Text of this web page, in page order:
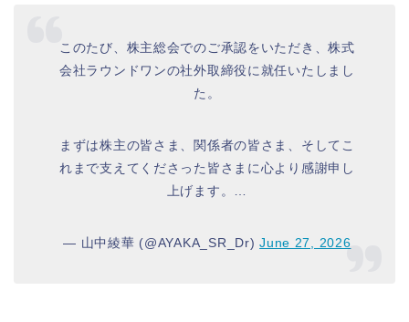
このたび、株主総会でのご承認をいただき、株式
会社ラウンドワンの社外取締役に就任いたしまし
た。
まずは株主の皆さま、関係者の皆さま、そしてこ
れまで支えてくださった皆さまに心より感謝申し
上げます。…
— 山中綾華 (@AYAKA_SR_Dr)June 27, 2026